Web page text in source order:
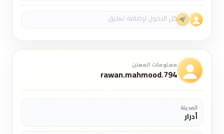
معلومات المعلن
rawan.mahmood.794
المدينة
أدرار